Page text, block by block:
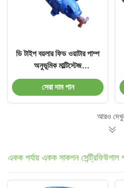
ডি টাইপ বয়লার ফিড ওয়াটার পাম্প
অনুভূমিক মাল্টিস্টেজ
সেন্ট্রিফিউগাল পাম্প একক সাকশন
সেরা দাম পান
আরও
একক পর্যায় একক সাকশন সেন্ট্রিফিউগাল